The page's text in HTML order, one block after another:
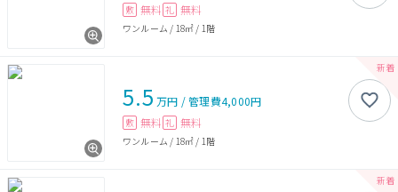
敷 無料 礼 無料
ワンルーム / 18㎡ / 1階
5.5 万円 /管理費4,000円
敷 無料 礼 無料
ワンルーム / 18㎡ / 1階